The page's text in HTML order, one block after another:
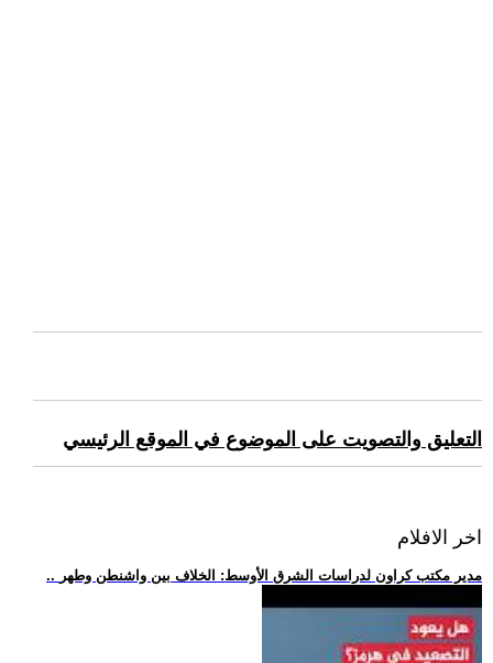
التعليق والتصويت على الموضوع في الموقع الرئيسي
اخر الافلام
.. مدير مكتب كراون لدراسات الشرق الأوسط: الخلاف بين واشنطن وطهر